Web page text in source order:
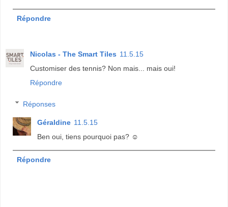
Répondre
Nicolas - The Smart Tiles 11.5.15
Customiser des tennis? Non mais... mais oui!
Répondre
Réponses
Géraldine 11.5.15
Ben oui, tiens pourquoi pas? ☺️
Répondre